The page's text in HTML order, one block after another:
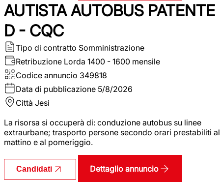
AUTISTA AUTOBUS PATENTE
D - CQC
Tipo di contratto Somministrazione
Retribuzione Lorda 1400 - 1600 mensile
Codice annuncio 349818
Data di pubblicazione 5/8/2026
Città Jesi
La risorsa si occuperà di: conduzione autobus su linee
extraurbane; trasporto persone secondo orari prestabiliti al
mattino e al pomeriggio.
Candidati Dettaglio annuncio